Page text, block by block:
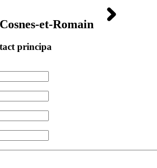
Cosnes-et-Romain
principa